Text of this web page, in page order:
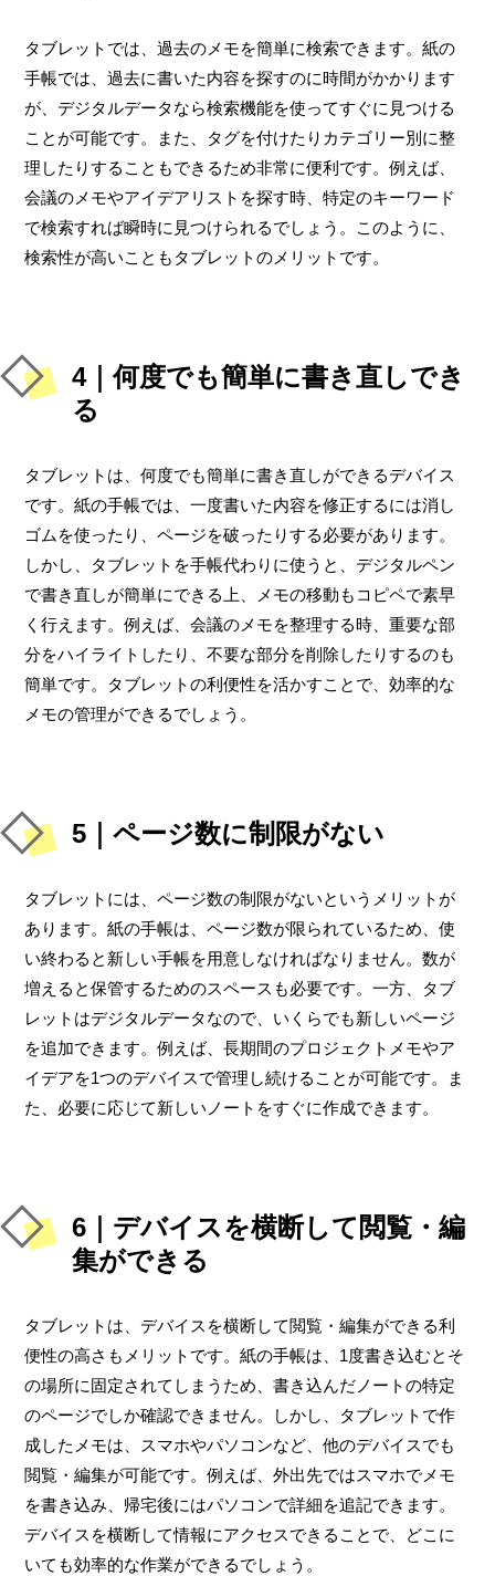
タブレットでは、過去のメモを簡単に検索できます。紙の
手帳では、過去に書いた内容を探すのに時間がかかります
が、デジタルデータなら検索機能を使ってすぐに見つける
ことが可能です。また、タグを付けたりカテゴリー別に整
理したりすることもできるため非常に便利です。例えば、
会議のメモやアイデアリストを探す時、特定のキーワード
で検索すれば瞬時に見つけられるでしょう。このように、
検索性が高いこともタブレットのメリットです。
4｜何度でも簡単に書き直しでき
る
タブレットは、何度でも簡単に書き直しができるデバイス
です。紙の手帳では、一度書いた内容を修正するには消し
ゴムを使ったり、ページを破ったりする必要があります。
しかし、タブレットを手帳代わりに使うと、デジタルペン
で書き直しが簡単にできる上、メモの移動もコピペで素早
く行えます。例えば、会議のメモを整理する時、重要な部
分をハイライトしたり、不要な部分を削除したりするのも
簡単です。タブレットの利便性を活かすことで、効率的な
メモの管理ができるでしょう。
5｜ページ数に制限がない
タブレットには、ページ数の制限がないというメリットが
あります。紙の手帳は、ページ数が限られているため、使
い終わると新しい手帳を用意しなければなりません。数が
増えると保管するためのスペースも必要です。一方、タブ
レットはデジタルデータなので、いくらでも新しいページ
を追加できます。例えば、長期間のプロジェクトメモやア
イデアを1つのデバイスで管理し続けることが可能です。ま
た、必要に応じて新しいノートをすぐに作成できます。
6｜デバイスを横断して閲覧・編
集ができる
タブレットは、デバイスを横断して閲覧・編集ができる利
便性の高さもメリットです。紙の手帳は、1度書き込むとそ
の場所に固定されてしまうため、書き込んだノートの特定
のページでしか確認できません。しかし、タブレットで作
成したメモは、スマホやパソコンなど、他のデバイスでも
閲覧・編集が可能です。例えば、外出先ではスマホでメモ
を書き込み、帰宅後にはパソコンで詳細を追記できます。
デバイスを横断して情報にアクセスできることで、どこに
いても効率的な作業ができるでしょう。